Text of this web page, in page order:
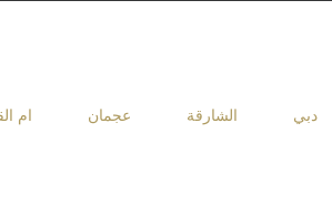
دبي الشارقة عجمان ام